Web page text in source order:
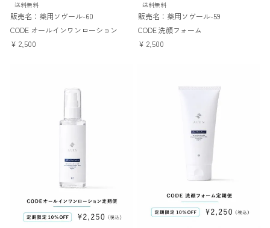
送料無料
販売名：薬用ソヴール-60
CODE オールインワンローション
¥ 2,500
送料無料
販売名：薬用ソヴール-59
CODE 洗顔フォーム
¥ 2,500